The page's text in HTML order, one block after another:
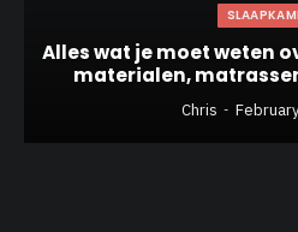
Alles wat je moet weten
materialen,
Chris